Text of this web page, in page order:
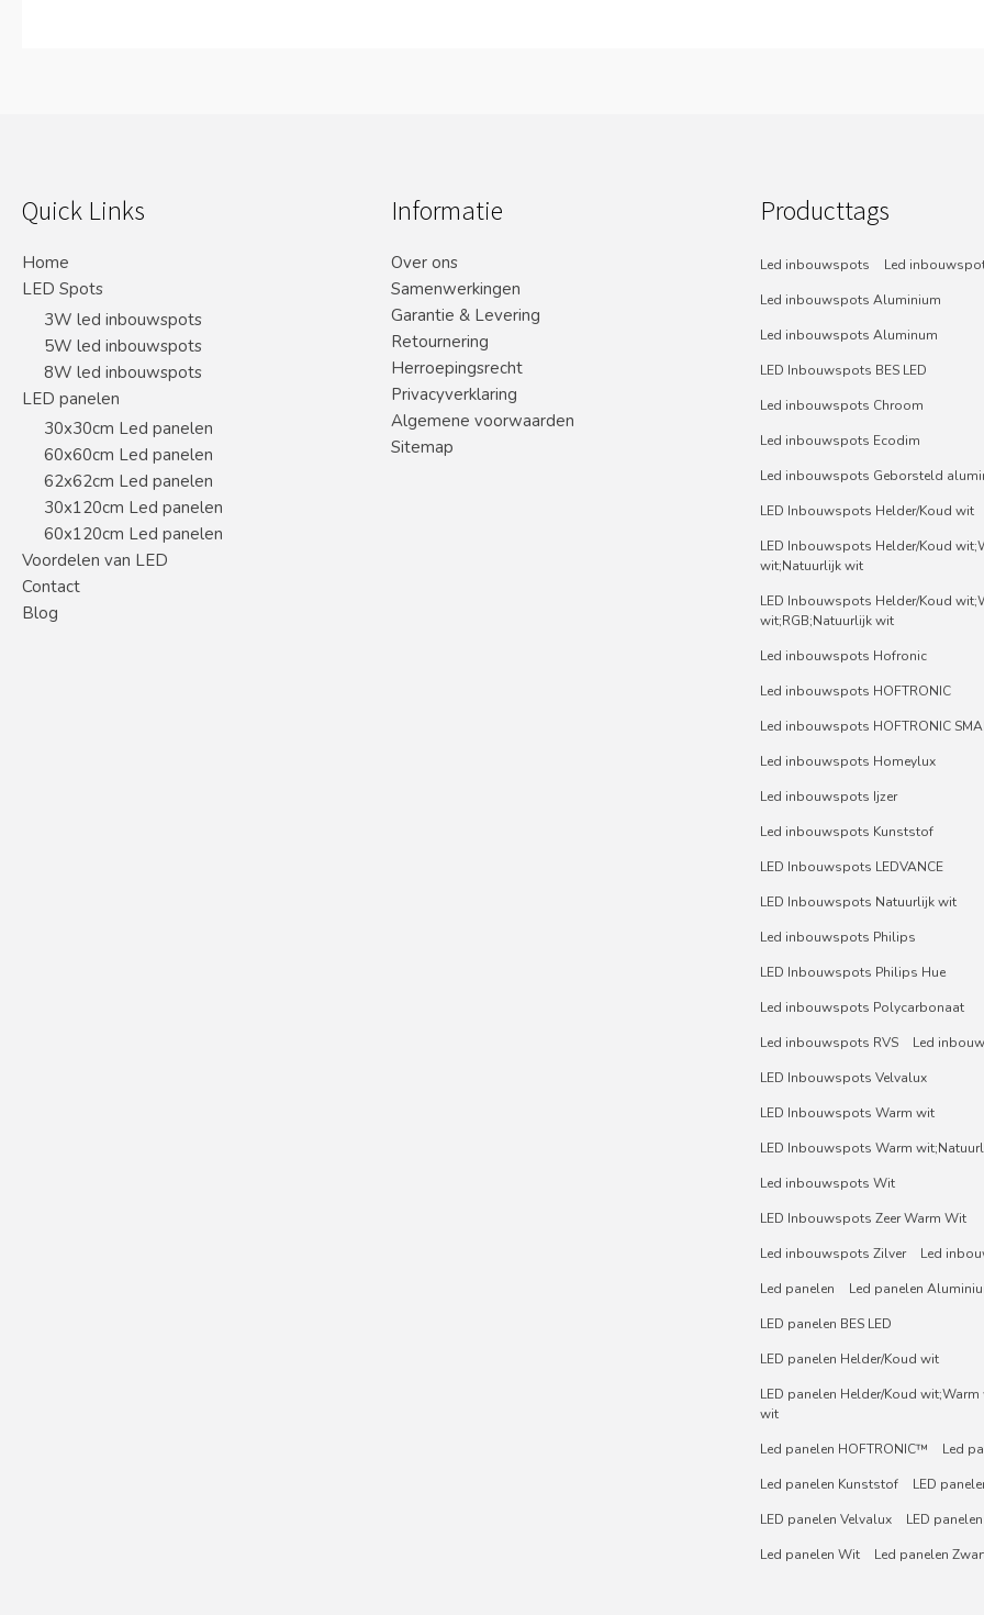
Quick Links
Home
LED Spots
3W led inbouwspots
5W led inbouwspots
8W led inbouwspots
LED panelen
30x30cm Led panelen
60x60cm Led panelen
62x62cm Led panelen
30x120cm Led panelen
60x120cm Led panelen
Voordelen van LED
Contact
Blog
Informatie
Over ons
Samenwerkingen
Garantie & Levering
Retournering
Herroepingsrecht
Privacyverklaring
Algemene voorwaarden
Sitemap
Producttags
Led inbouwspots
Led
Led inbouwspots Aluminium
Led inbouwspots Aluminum
LED Inbouwspots BES LED
Led inbouwspots Chroom
Led inbouwspots Ecodim
Led inbouwspots Geborsteld
LED Inbouwspots Helder/Koud wit
LED Inbouwspots Helder/Koud
wit;Natuurlijk wit
LED Inbouwspots Helder/Koud
wit;RGB;Natuurlijk wit
Led inbouwspots Hofronic
Led inbouwspots HOFTRONIC
Led inbouwspots HOFTRONIC
Led inbouwspots Homeylux
Led inbouwspots Ijzer
Led inbouwspots Kunststof
LED Inbouwspots LEDVANCE
LED Inbouwspots Natuurlijk wit
Led inbouwspots Philips
LED Inbouwspots Philips Hue
Led inbouwspots Polycarbonaat
Led inbouwspots RVS
Led
LED Inbouwspots Velvalux
LED Inbouwspots Warm wit
LED Inbouwspots Warm
Led inbouwspots Wit
LED Inbouwspots Zeer Warm Wit
Led inbouwspots Zilver
Led
Led panelen
Led panelen
LED panelen BES LED
LED panelen Helder/Koud wit
LED panelen Helder/Koud
wit
Led panelen HOFTRONIC™
Led
Led panelen Kunststof
LED
LED panelen Velvalux
LED
Led panelen Wit
Led panelen